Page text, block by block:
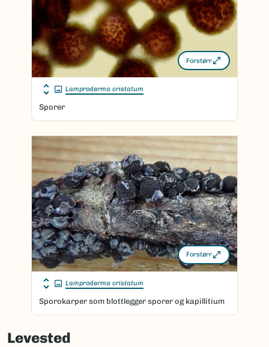
Forstørr
Lamproderma cristatum
Sporer
Forstørr
Lamproderma cristatum
Sporokarper som blottlegger sporer og kapillitium
Levested